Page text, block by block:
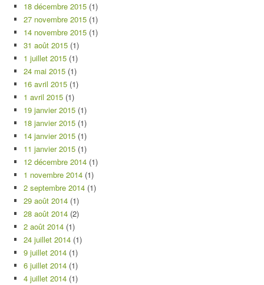
18 décembre 2015 (1)
27 novembre 2015 (1)
14 novembre 2015 (1)
31 août 2015 (1)
1 juillet 2015 (1)
24 mai 2015 (1)
16 avril 2015 (1)
1 avril 2015 (1)
19 janvier 2015 (1)
18 janvier 2015 (1)
14 janvier 2015 (1)
11 janvier 2015 (1)
12 décembre 2014 (1)
1 novembre 2014 (1)
2 septembre 2014 (1)
29 août 2014 (1)
28 août 2014 (2)
2 août 2014 (1)
24 juillet 2014 (1)
9 juillet 2014 (1)
6 juillet 2014 (1)
4 juillet 2014 (1)